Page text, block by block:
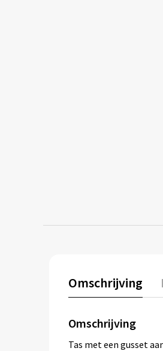
Omschrijving
Omschrijving
Tas met een gusset